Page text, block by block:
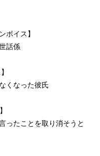
ボイス】
話係
くなった彼氏
ったことを取り消そうと